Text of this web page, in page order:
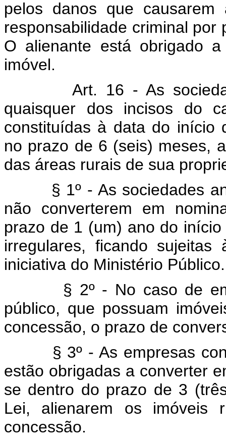
pelos danos que
responsabilidade criminal por
O alienante está obrigado
imóvel.
Art. 16 - As
quaisquer dos incisos do
constituídas à data do início
no prazo de 6 (seis) meses,
das áreas rurais de sua
§ 1º - As sociedades
não converterem em
prazo de 1 (um) ano do
irregulares, ficando
iniciativa do Ministério Público.
§ 2º - No caso de
público, que possuam
concessão, o prazo de
§ 3º - As empresas
estão obrigadas a converter
se dentro do prazo de 3
Lei, alienarem os imóveis
concessão.